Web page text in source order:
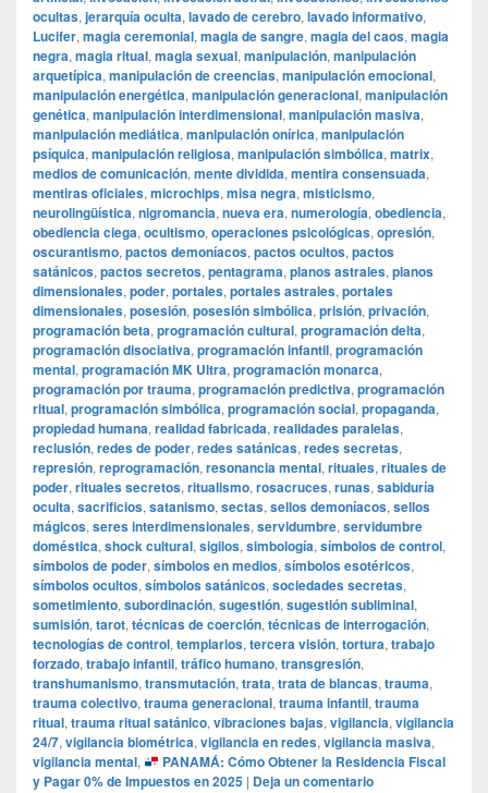
ocultas, jerarquía oculta, lavado de cerebro, lavado informativo,
Lucifer, magia ceremonial, magia de sangre, magia del caos, magia
negra, magia ritual, magia sexual, manipulación, manipulación
arquetípica, manipulación de creencias, manipulación emocional,
manipulación energética, manipulación generacional, manipulación
genética, manipulación interdimensional, manipulación masiva,
manipulación mediática, manipulación onírica, manipulación
psíquica, manipulación religiosa, manipulación simbólica, matrix,
medios de comunicación, mente dividida, mentira consensuada,
mentiras oficiales, microchips, misa negra, misticismo,
neurolingüística, nigromancia, nueva era, numerología, obediencia,
obediencia ciega, ocultismo, operaciones psicológicas, opresión,
oscurantismo, pactos demoníacos, pactos ocultos, pactos
satánicos, pactos secretos, pentagrama, planos astrales, planos
dimensionales, poder, portales, portales astrales, portales
dimensionales, posesión, posesión simbólica, prisión, privación,
programación beta, programación cultural, programación delta,
programación disociativa, programación infantil, programación
mental, programación MK Ultra, programación monarca,
programación por trauma, programación predictiva, programación
ritual, programación simbólica, programación social, propaganda,
propiedad humana, realidad fabricada, realidades paralelas,
reclusión, redes de poder, redes satánicas, redes secretas,
represión, reprogramación, resonancia mental, rituales, rituales de
poder, rituales secretos, ritualismo, rosacruces, runas, sabiduría
oculta, sacrificios, satanismo, sectas, sellos demoníacos, sellos
mágicos, seres interdimensionales, servidumbre, servidumbre
doméstica, shock cultural, sigilos, simbología, símbolos de control,
símbolos de poder, símbolos en medios, símbolos esotéricos,
símbolos ocultos, símbolos satánicos, sociedades secretas,
sometimiento, subordinación, sugestión, sugestión subliminal,
sumisión, tarot, técnicas de coerción, técnicas de interrogación,
tecnologías de control, templarios, tercera visión, tortura, trabajo
forzado, trabajo infantil, tráfico humano, transgresión,
transhumanismo, transmutación, trata, trata de blancas, trauma,
trauma colectivo, trauma generacional, trauma infantil, trauma
ritual, trauma ritual satánico, vibraciones bajas, vigilancia, vigilancia
24/7, vigilancia biométrica, vigilancia en redes, vigilancia masiva,
vigilancia mental,
PANAMÁ: Cómo Obtener la Residencia Fiscal
y Pagar 0% de Impuestos en 2025 | Deja un comentario